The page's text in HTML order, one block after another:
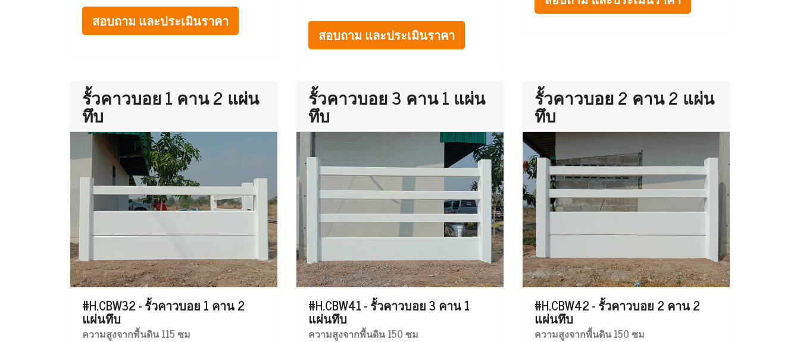
สอบถาม และประเมินราคา
สอบถาม และประเมินราคา
รั้วคาวบอย 1 คาน 2 แผ่น
ทึบ
#H.CBW32 - รั้วคาวบอย 1 คาน 2
แผ่นทึบ
ความสูงจากพื้นดิน 115 ซม
รั้วคาวบอย 3 คาน 1 แผ่น
ทึบ
#H.CBW41 - รั้วคาวบอย 3 คาน 1
แผ่นทึบ
ความสูงจากพื้นดิน 150 ซม
รั้วคาวบอย 2 คาน 2 แผ่น
ทึบ
#H.CBW42 - รั้วคาวบอย 2 คาน 2
แผ่นทึบ
ความสูงจากพื้นดิน 150 ซม